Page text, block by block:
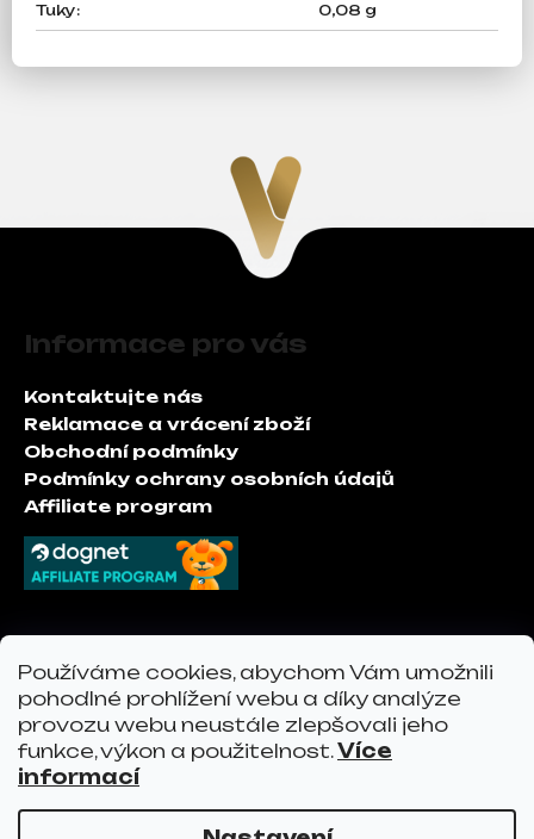
Používáme cookies, abychom Vám umožnili
pohodlné prohlížení webu a díky analýze
provozu webu neustále zlepšovali jeho
funkce, výkon a použitelnost.Více
informací
Tuky: 0,08 g
Informace pro vás
Kontaktujte nás
Reklamace a vrácení zboží
Obchodní podmínky
Podmínky ochrany osobních údajů
Affiliate program
info@ vervoshop.com
vervo.cz